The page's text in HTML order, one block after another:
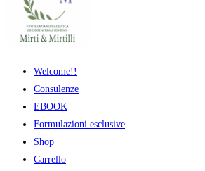
contenuto
Welcome!!
Consulenze
EBOOK
Formulazioni esclusive
Shop
Carrello